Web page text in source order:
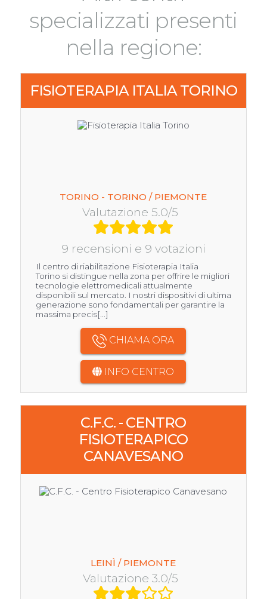
specializzati presenti
nella regione:
FISIOTERAPIA ITALIA TORINO
TORINO - TORINO / PIEMONTE
Valutazione 5.0/5
9 recensioni e 9 votazioni
Il centro di riabilitazione Fisioterapia Italia
Torino si distingue nella zona per offrire le migliori
tecnologie elettromedicali attualmente
disponibili sul mercato. I nostri dispositivi di ultima
generazione sono fondamentali per garantire la
massima precis[...]
CHIAMA ORA
INFO CENTRO
C.F.C. - CENTRO
FISIOTERAPICO
CANAVESANO
LEINÌ / PIEMONTE
Valutazione 3.0/5